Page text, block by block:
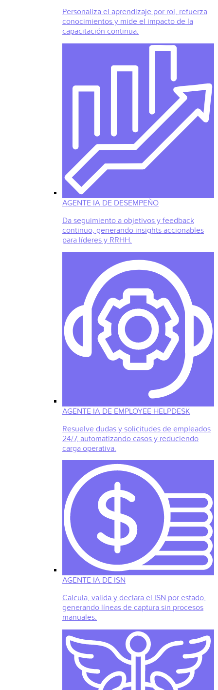
Personaliza el aprendizaje por rol, refuerza
conocimientos y mide el impacto de la
capacitación continua.
AGENTE IA DE DESEMPEÑO
Da seguimiento a objetivos y feedback
continuo, generando insights accionables
para líderes y RRHH.
AGENTE IA DE EMPLOYEE HELPDESK
Resuelve dudas y solicitudes de empleados
24/7, automatizando casos y reduciendo
carga operativa.
AGENTE IA DE ISN
Calcula, valida y declara el ISN por estado,
generando líneas de captura sin procesos
manuales.